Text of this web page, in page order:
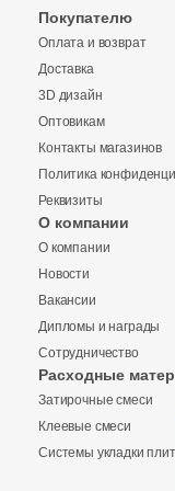
4x31.6 (1)
4x80 (3)
5x25 (9)
5.7x20 (1)
5x30 (56)
5x20 (30
5.7x30 (1)
5x9.9 (1)
Купить в 1
Количество
Заявка на
Обратная
Покупателю
Оплата и возврат
Доставка
3D дизайн
Оптовикам
Контакты магазинов
Политика
Реквизиты
О компании
О компании
Новости
Вакансии
Дипломы и награды
Сотрудничество
Расходные
Затирочные смеси
Клеевые смеси
Системы укладки